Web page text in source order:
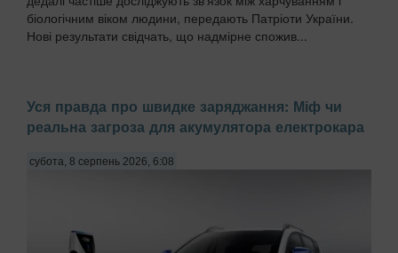
біологічним віком людини, передають Патріоти України.
Нові результати свідчать, що надмірне спожив...
Уся правда про швидке заряджання: Міф чи
реальна загроза для акумулятора електрокара
субота, 8 серпень 2026, 6:08